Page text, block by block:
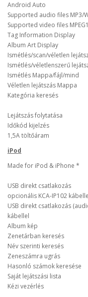
Android Auto
Supported audio files MP3/
Supported video files
Tag Information Display
Album Art Display
Ismétlés/scan/véletlen
Ismétlés/véletlenszerű
Ismétlés Mappa/fájl/mind
Véletlen lejátszás Mappa
Kategória keresés
Lejátszás folytatása
Időkód kijelzés
1,5A töltőáram
iPod
Made for iPod & iPhone *
USB direkt csatlakozás
opcionális KCA-IP102
USB direkt csatlakozás
kábellel
Album kép
Zenetárban keresés
Név szerinti keresés
Zeneszámra ugrás
Hasonló számok keresése
Saját lejátszási lista
Kézi vezérlés